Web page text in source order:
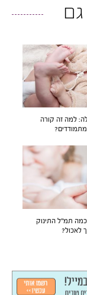
גם
למה זה קורה
מתמודדים?
תמ"ל התינוק
לאכול?